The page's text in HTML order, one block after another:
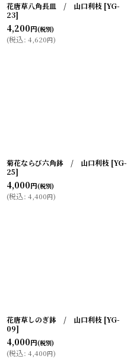
花唐草八角長皿 / 山口利枝 [YG-
23]
4,200円(税別)
(税込: 4,620円)
菊花ならび六角鉢 / 山口利枝 [YG-
25]
4,000円(税別)
(税込: 4,400円)
花唐草しのぎ鉢 / 山口利枝 [YG-
09]
4,000円(税別)
(税込: 4,400円)